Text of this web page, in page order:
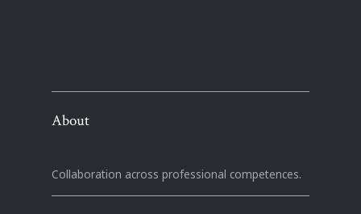
About
Collaboration across professional competences.